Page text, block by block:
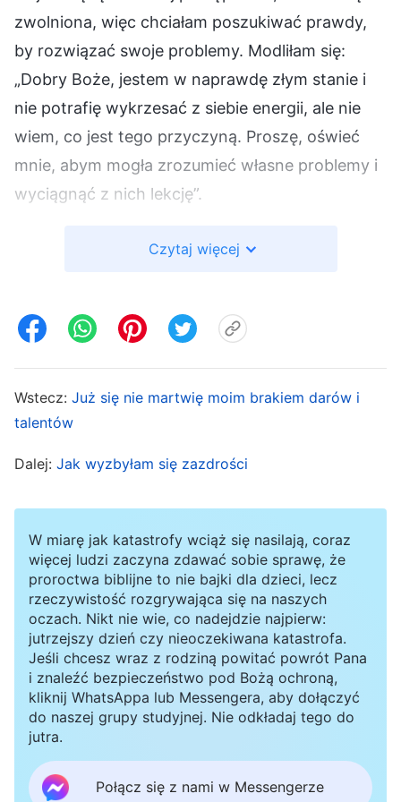
zwolniona, więc chciałam poszukiwać prawdy,
by rozwiązać swoje problemy. Modliłam się:
„Dobry Boże, jestem w naprawdę złym stanie i
nie potrafię wykrzesać z siebie energii, ale nie
wiem, co jest tego przyczyną. Proszę, oświeć
mnie, abym mogła zrozumieć własne problemy i
wyciągnąć z nich lekcję”.
Podczas moich ćwiczeń duchowych
mówi: „Gdy niektórzy ludzie są zwalniani z
przywódcy i słyszą od Zwierzchnictwa, że nie
będą już szkoleni i kościół już nie będzie się
smutek i gorzko płaczą, jak gdyby zostali
nie będą szkoleni i kościół nie będzie się już
nimi posługiwał, oznacza, że są eliminowani?
Czy to oznacza, że nie mogą dostąpić
zbawienia? Czy sława, zysk i status są dla nich
aż takie ważne? Jeśli są ludźmi, którzy dążą do
prawdy, to powinni się nad sobą zastanowić,
gdy tracą sławę, zysk i status, i poczuć
prawdziwą skruchę; powinni wybrać ścieżkę
dążenia do prawdy i zacząć nowy rozdział
zamiast się przygnębiać i wylewać łzy. Jeśli w
Czytaj więcej
Wstecz: Już się nie martwię moim brakiem darów i
talentów
Dalej: Jak wyzbyłam się zazdrości
W miarę jak katastrofy wciąż się nasilają, coraz
więcej ludzi zaczyna zdawać sobie sprawę, że
proroctwa biblijne to nie bajki dla dzieci, lecz
rzeczywistość rozgrywająca się na naszych
oczach. Nikt nie wie, co nadejdzie najpierw:
jutrzejszy dzień czy nieoczekiwana katastrofa.
Jeśli chcesz wraz z rodziną powitać powrót Pana
i znaleźć bezpieczeństwo pod Bożą ochroną,
kliknij WhatsAppa lub Messengera, aby dołączyć
do naszej grupy studyjnej. Nie odkładaj tego do
jutra.
Połącz się z nami w Messengerze